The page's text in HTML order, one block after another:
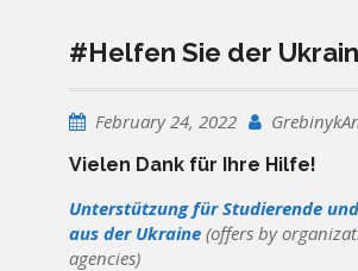
#Helfen Sie der
February 24, 2022
Vielen Dank für Ihre Hilfe!
Unterstützung für Studierende
aus der Ukraine (offers by
agencies)